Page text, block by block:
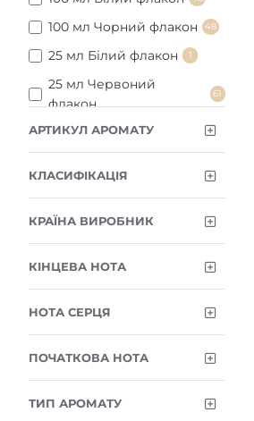
100 мл Чорний флакон 48
25 мл Білий флакон 1
25 мл Червоний
флакон
61
25 мл Чорний флакон 60
30 мл Чорний флакон 48
60 мл Білий флакон 48
60 мл Чорний флакон 49
АРТИКУЛ АРОМАТУ
КЛАСИФІКАЦІЯ
КРАЇНА ВИРОБНИК
КІНЦЕВА НОТА
НОТА СЕРЦЯ
ПОЧАТКОВА НОТА
ТИП АРОМАТУ